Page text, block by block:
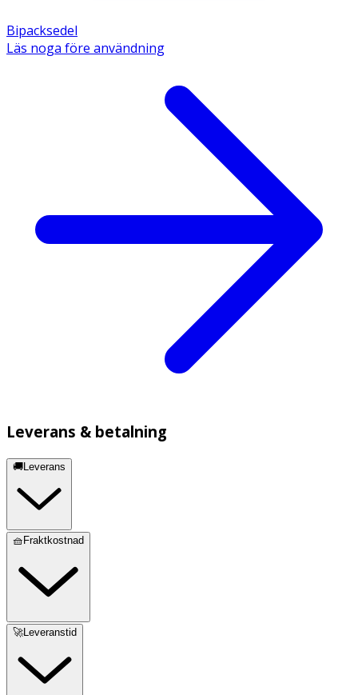
Bipacksedel
Läs noga före användning
Leverans & betalning
🚚Leverans
🧺Fraktkostnad
🚀Leveranstid